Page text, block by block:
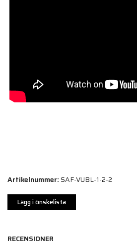
Artikelnummer:SAF-VUBL-1-2-2
Lägg i önskelista
RECENSIONER